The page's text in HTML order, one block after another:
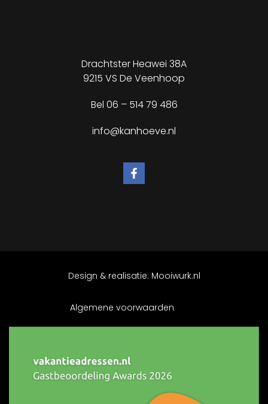
Drachtster Heawei 38A
9215 VS De Veenhoop
Bel 06 – 514 79 486
info@kanhoeve.nl
Design & realisatie: Mooiwurk.nl
Algemene voorwaarden